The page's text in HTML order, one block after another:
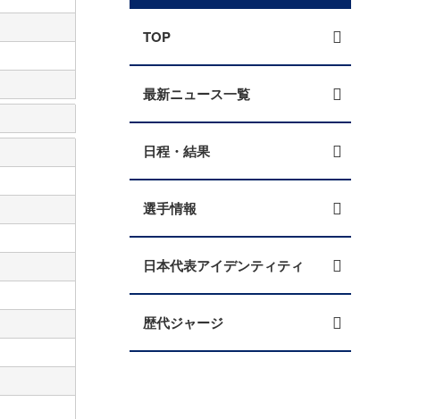
TOP
最新ニュース一覧
日程・結果
選手情報
日本代表アイデンティティ
歴代ジャージ